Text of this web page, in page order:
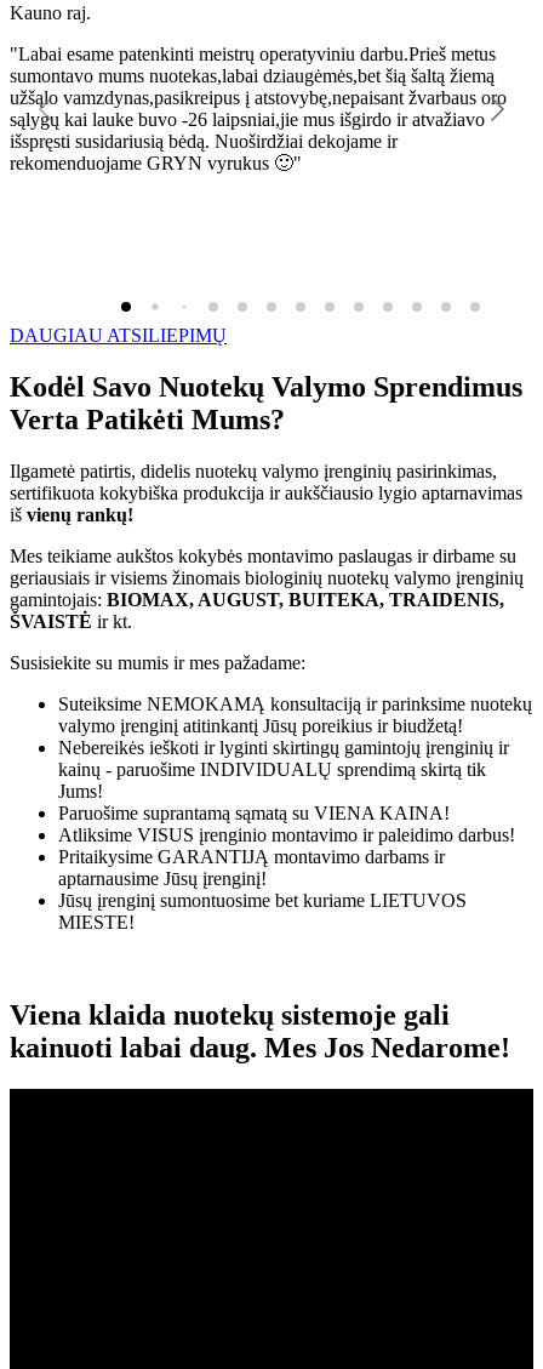
Kauno raj.
"Labai esame patenkinti meistrų operatyviniu darbu.Prieš metus
sumontavo mums nuotekas,labai dziaugėmės,bet šią šaltą žiemą
užšąlo vamzdynas,pasikreipus į atstovybę,nepaisant žvarbaus oro
sąlygų kai lauke buvo -26 laipsniai,jie mus išgirdo ir atvažiavo
išspręsti susidariusią bėdą. Nuoširdžiai dekojame ir
rekomenduojame GRYN vyrukus 🙂"
DAUGIAU ATSILIEPIMŲ
Kodėl Savo Nuotekų Valymo Sprendimus
Verta Patikėti Mums?
Ilgametė patirtis, didelis nuotekų valymo įrenginių pasirinkimas,
sertifikuota kokybiška produkcija ir aukščiausio lygio aptarnavimas
iš vienų rankų!
Mes teikiame aukštos kokybės montavimo paslaugas ir dirbame su
geriausiais ir visiems žinomais biologinių nuotekų valymo įrenginių
gamintojais: BIOMAX, AUGUST, BUITEKA, TRAIDENIS,
ŠVAISTĖ ir kt.
Susisiekite su mumis ir mes pažadame:
Suteiksime NEMOKAMĄ konsultaciją ir parinksime nuotekų
valymo įrenginį atitinkantį Jūsų poreikius ir biudžetą!
Nebereikės ieškoti ir lyginti skirtingų gamintojų įrenginių ir
kainų - paruošime INDIVIDUALŲ sprendimą skirtą tik
Jums!
Paruošime suprantamą sąmatą su VIENA KAINA!
Atliksime VISUS įrenginio montavimo ir paleidimo darbus!
Pritaikysime GARANTIJĄ montavimo darbams ir
aptarnausime Jūsų įrenginį!
Jūsų įrenginį sumontuosime bet kuriame LIETUVOS
MIESTE!
Viena klaida nuotekų sistemoje gali
kainuoti labai daug. Mes Jos Nedarome!